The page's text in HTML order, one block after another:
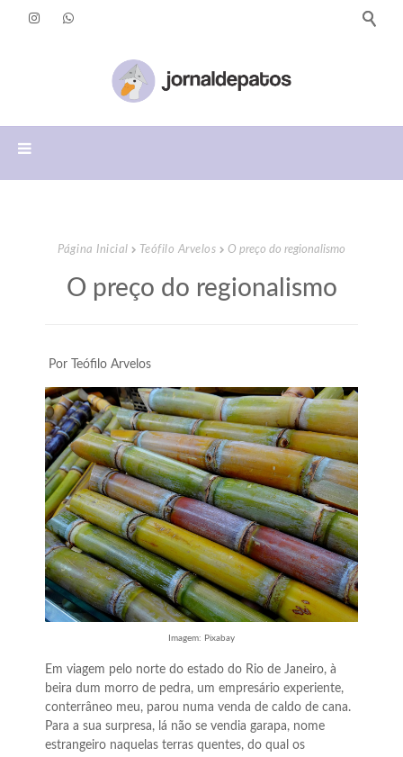
Página Inicial Teófilo Arvelos O preço do regionalismo
O preço do regionalismo
Por Teófilo Arvelos
Imagem: Pixabay
Em viagem pelo norte do estado do Rio de Janeiro, à
beira dum morro de pedra, um empresário experiente,
conterrâneo meu, parou numa venda de caldo de cana.
Para a sua surpresa, lá não se vendia garapa, nome
estrangeiro naquelas terras quentes, do qual os